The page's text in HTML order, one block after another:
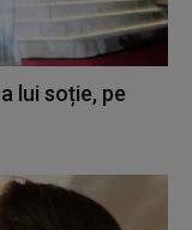
lui soție, pe